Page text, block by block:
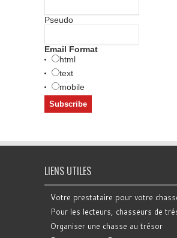
Pseudo
Email Format
html
text
mobile
LIENS UTILES
Votre prestataire pour votre
Pour les lecteurs, chasseurs de
Organiser une chasse au trésor